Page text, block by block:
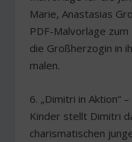
Marie, Anastasias
PDF-Malvorlage
die Großherzogin in
malen.
6. „Dimitri in Aktion“
Kinder stellt Dimitri
charismatischen